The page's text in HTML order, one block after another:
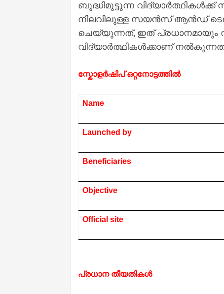
ബുദ്ധിമുട്ടുന്ന
നിലവിലുള്ള സയൻസ് ആൻഡ്
ചെയ്യുന്നത്, ഇത് പ്രധാനമായും
വിദ്യാർത്ഥികൾക്കാണ്
സ്കോളർഷിപ് ഒറ്റനോട്ടത്തിൽ
Name
Launched by
Beneficiaries
Objective
Official site
പ്രധാന തീയതികൾ